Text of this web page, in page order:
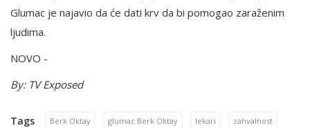
Glumac je najavio da će dati krv da bi pomogao zaraženim
ljudima.
NOVO -
By: TV Exposed
Tags Berk Oktay glumac Berk Oktay lekari zahvalnost